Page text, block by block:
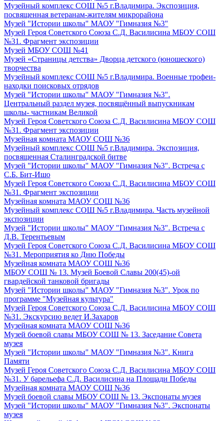
Музейный комплекс СОШ №5 г.Владимира. Экспозиция,
посвященная ветеранам-жителям микрорайона
Музей "Истории школы" МАОУ "Гимназия №3"
Музей Героя Советского Союза С.Д. Василисина МБОУ СОШ
№31. Фрагмент экспозиции
Музей МБОУ СОШ №41
Музей «Страницы детства» Дворца детского (юношеского)
творчества
Музейный комплекс СОШ №5 г.Владимира. Военные трофеи-
находки поисковых отрядов
Музей "Истории школы" МАОУ "Гимназия №3".
Центральный раздел музея, посвящённый выпускникам
школы- частникам Великой
Музей Героя Советского Союза С.Д. Василисина МБОУ СОШ
№31. Фрагмент экспозиции
Музейная комната МАОУ СОШ №36
Музейный комплекс СОШ №5 г.Владимира. Экспозиция,
посвященная Сталинградской битве
Музей "Истории школы" МАОУ "Гимназия №3". Встреча с
С.Б. Бит-Ишо
Музей Героя Советского Союза С.Д. Василисина МБОУ СОШ
№31. Фрагмент экспозиции
Музейная комната МАОУ СОШ №36
Музейный комплекс СОШ №5 г.Владимира. Часть музейной
экспозиции
Музей "Истории школы" МАОУ "Гимназия №3". Встреча с
Д.В. Терентьевым
Музей Героя Советского Союза С.Д. Василисина МБОУ СОШ
№31. Мероприятия ко Дню Победы
Музейная комната МАОУ СОШ №36
МБОУ СОШ № 13. Музей Боевой Славы 200(45)-ой
гвардейской танковой бригады
Музей "Истории школы" МАОУ "Гимназия №3". Урок по
программе "Музейная культура"
Музей Героя Советского Союза С.Д. Василисина МБОУ СОШ
№31. Экскурсию ведет И.Захаров
Музейная комната МАОУ СОШ №36
Музей боевой славы МБОУ СОШ № 13. Заседание Совета
музея
Музей "Истории школы" МАОУ "Гимназия №3". Книга
Памяти
Музей Героя Советского Союза С.Д. Василисина МБОУ СОШ
№31. У барельефа С.Д. Василисина на Площади Победы
Музейная комната МАОУ СОШ №36
Музей боевой славы МБОУ СОШ № 13. Экспонаты музея
Музей "Истории школы" МАОУ "Гимназия №3". Экспонаты
музея